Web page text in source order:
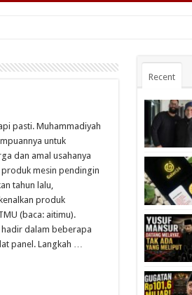
pasti. Muhammadiyah
untuk
dan amal usahanya
mesin pendingin
tahun lalu,
produk
(baca: aitimu).
dalam beberapa
panel. Langkah …
Recent